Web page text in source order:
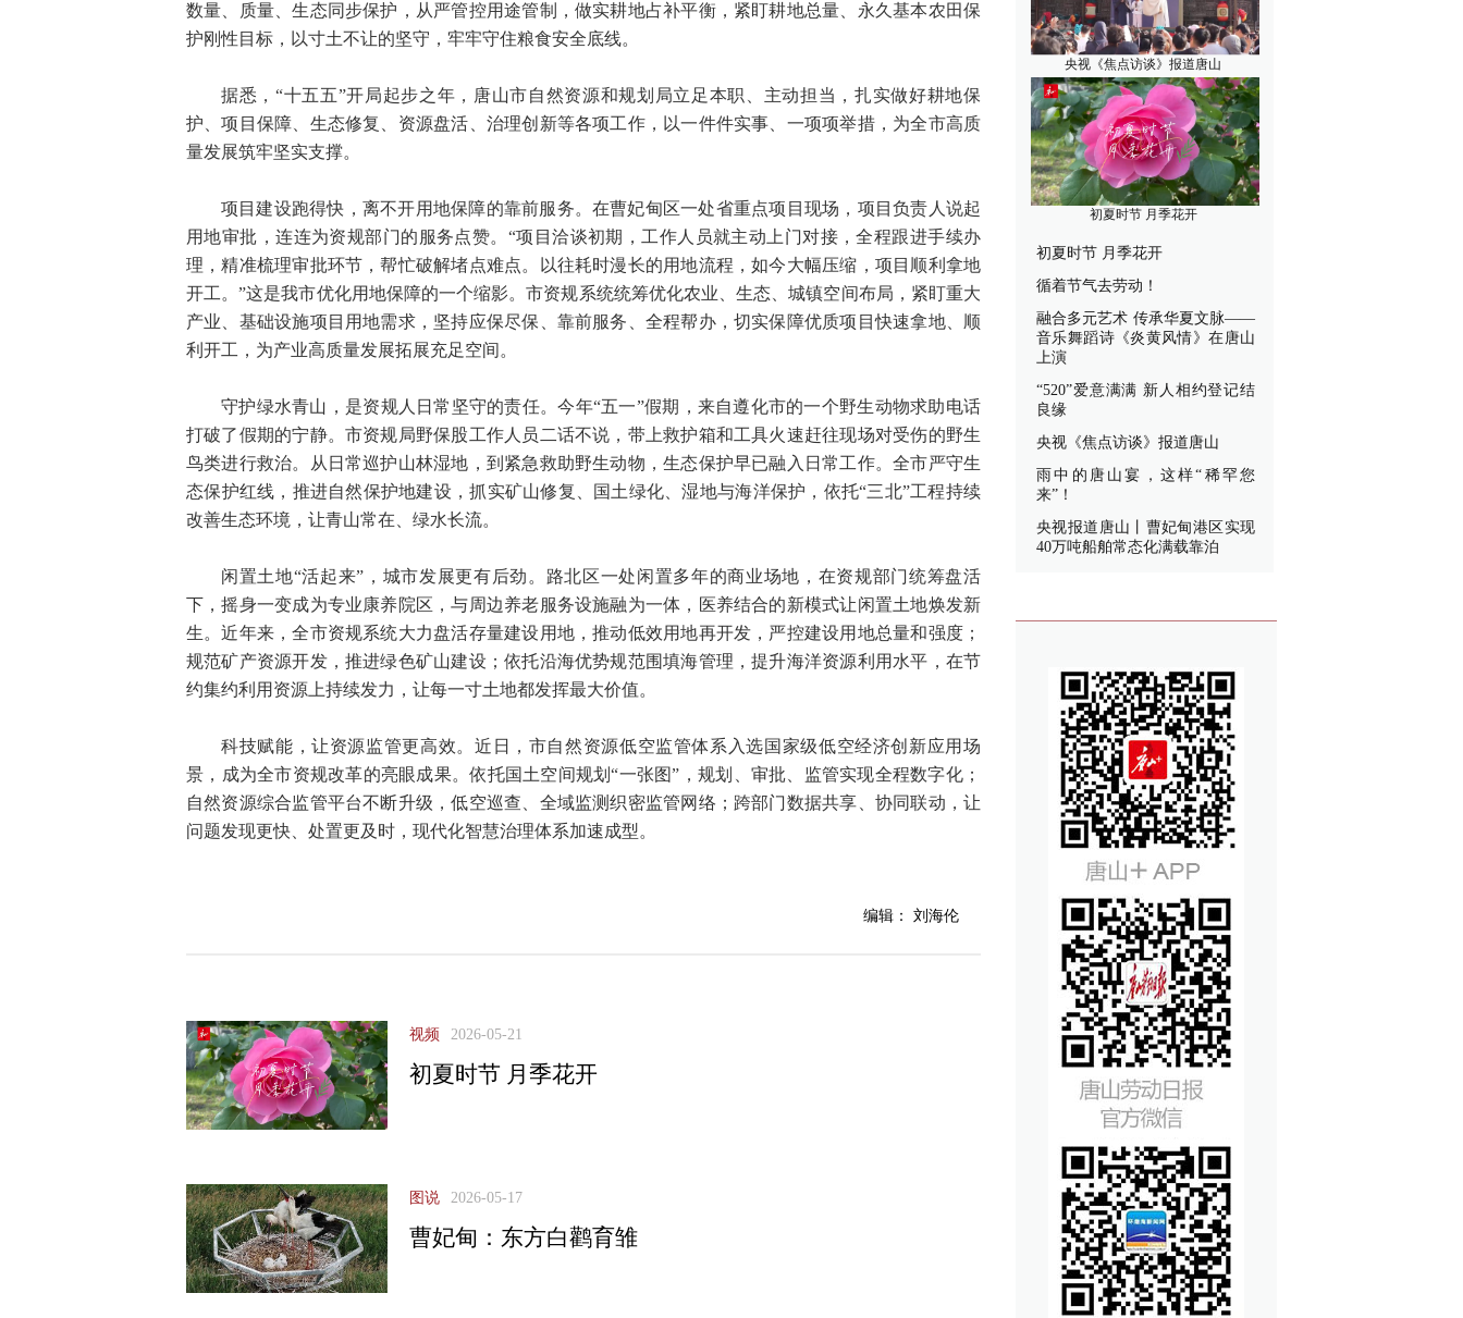
数量、质量、生态同步保护，从严管控用途管制，做实耕地占补平衡，紧盯耕地总量、永久基本农田保
护刚性目标，以寸土不让的坚守，牢牢守住粮食安全底线。
据悉，“十五五”开局起步之年，唐山市自然资源和规划局立足本职、主动担当，扎实做好耕地保
护、项目保障、生态修复、资源盘活、治理创新等各项工作，以一件件实事、一项项举措，为全市高质
量发展筑牢坚实支撑。
项目建设跑得快，离不开用地保障的靠前服务。在曹妃甸区一处省重点项目现场，项目负责人说起
用地审批，连连为资规部门的服务点赞。“项目洽谈初期，工作人员就主动上门对接，全程跟进手续办
理，精准梳理审批环节，帮忙破解堵点难点。以往耗时漫长的用地流程，如今大幅压缩，项目顺利拿地
开工。”这是我市优化用地保障的一个缩影。市资规系统统筹优化农业、生态、城镇空间布局，紧盯重大
产业、基础设施项目用地需求，坚持应保尽保、靠前服务、全程帮办，切实保障优质项目快速拿地、顺
利开工，为产业高质量发展拓展充足空间。
守护绿水青山，是资规人日常坚守的责任。今年“五一”假期，来自遵化市的一个野生动物求助电话
打破了假期的宁静。市资规局野保股工作人员二话不说，带上救护箱和工具火速赶往现场对受伤的野生
鸟类进行救治。从日常巡护山林湿地，到紧急救助野生动物，生态保护早已融入日常工作。全市严守生
态保护红线，推进自然保护地建设，抓实矿山修复、国土绿化、湿地与海洋保护，依托“三北”工程持续
改善生态环境，让青山常在、绿水长流。
闲置土地“活起来”，城市发展更有后劲。路北区一处闲置多年的商业场地，在资规部门统筹盘活
下，摇身一变成为专业康养院区，与周边养老服务设施融为一体，医养结合的新模式让闲置土地焕发新
生。近年来，全市资规系统大力盘活存量建设用地，推动低效用地再开发，严控建设用地总量和强度；
规范矿产资源开发，推进绿色矿山建设；依托沿海优势规范围填海管理，提升海洋资源利用水平，在节
约集约利用资源上持续发力，让每一寸土地都发挥最大价值。
科技赋能，让资源监管更高效。近日，市自然资源低空监管体系入选国家级低空经济创新应用场
景，成为全市资规改革的亮眼成果。依托国土空间规划“一张图”，规划、审批、监管实现全程数字化；
自然资源综合监管平台不断升级，低空巡查、全域监测织密监管网络；跨部门数据共享、协同联动，让
问题发现更快、处置更及时，现代化智慧治理体系加速成型。
编辑： 刘海伦
视频 2026-05-21
初夏时节 月季花开
图说 2026-05-17
曹妃甸：东方白鹳育雏
央视《焦点访谈》报道唐山
初夏时节 月季花开
初夏时节 月季花开
循着节气去劳动！
融合多元艺术 传承华夏文脉——
音乐舞蹈诗《炎黄风情》在唐山
上演
“520”爱意满满 新人相约登记结
良缘
央视《焦点访谈》报道唐山
雨中的唐山宴，这样“稀罕您
来”！
央视报道唐山丨曹妃甸港区实现
40万吨船舶常态化满载靠泊